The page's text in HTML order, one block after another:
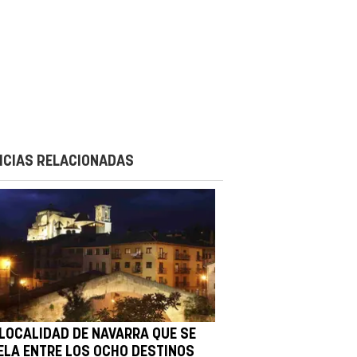
RELACIONADAS
DE NAVARRA QUE SE
ENTRE LOS OCHO DESTINOS